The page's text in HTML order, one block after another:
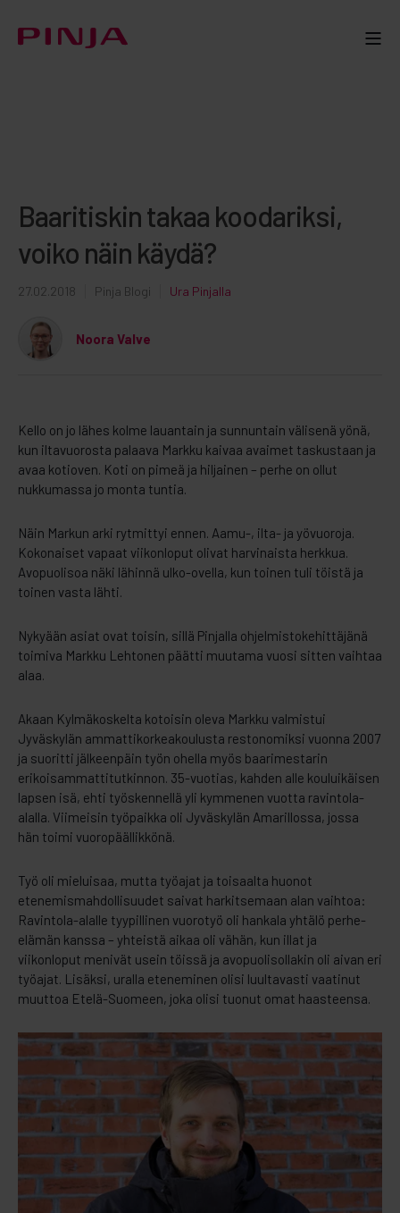
Baaritiskin takaa koodariksi,
voiko näin käydä?
27.02.2018 Pinja Blogi Ura Pinjalla
Noora Valve
Kello on jo lähes kolme lauantain ja sunnuntain välisenä yönä,
kun iltavuorosta palaava Markku kaivaa avaimet taskustaan ja
avaa kotioven. Koti on pimeä ja hiljainen – perhe on ollut
nukkumassa jo monta tuntia.
Näin Markun arki rytmittyi ennen. Aamu-, ilta- ja yövuoroja.
Kokonaiset vapaat viikonloput olivat harvinaista herkkua.
Avopuolisoa näki lähinnä ulko-ovella, kun toinen tuli töistä ja
toinen vasta lähti.
Nykyään asiat ovat toisin, sillä Pinjalla ohjelmistokehittäjänä
toimiva Markku Lehtonen päätti muutama vuosi sitten vaihtaa
alaa.
Akaan Kylmäkoskelta kotoisin oleva Markku valmistui
Jyväskylän ammattikorkeakoulusta restonomiksi vuonna 2007
ja suoritti jälkeenpäin työn ohella myös baarimestarin
erikoisammattitutkinnon. 35-vuotias, kahden alle kouluikäisen
lapsen isä, ehti työskennellä yli kymmenen vuotta ravintola-
alalla. Viimeisin työpaikka oli Jyväskylän Amarillossa, jossa
hän toimi vuoropäällikkönä.
Työ oli mieluisaa, mutta työajat ja toisaalta huonot
etenemismahdollisuudet saivat harkitsemaan alan vaihtoa:
Ravintola-alalle tyypillinen vuorotyö oli hankala yhtälö perhe-
elämän kanssa – yhteistä aikaa oli vähän, kun illat ja
viikonloput menivät usein töissä ja avopuolisollakin oli aivan eri
työajat. Lisäksi, uralla eteneminen olisi luultavasti vaatinut
muuttoa Etelä-Suomeen, joka olisi tuonut omat haasteensa.